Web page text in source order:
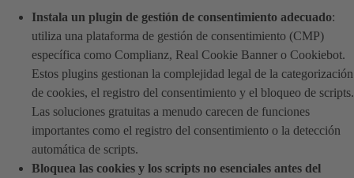
Instala un plugin de gestión de consentimiento adecuado:
utiliza una plataforma de gestión de consentimiento (CMP)
específica como Complianz, Real Cookie Banner o Cookiebot.
Estos plugins gestionan la complejidad legal de la categorización
de cookies, el registro del consentimiento y el bloqueo de scripts.
Las soluciones gratuitas a menudo carecen de funciones
importantes como el registro del consentimiento o la detección
automática de scripts.
Bloquea las cookies y los scripts no esenciales antes del